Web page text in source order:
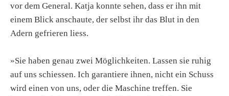
vor dem General. Katja konnte sehen, dass er ihn mit
einem Blick anschaute, der selbst ihr das Blut in den
Adern gefrieren liess.
»Sie haben genau zwei Möglichkeiten. Lassen sie ruhig
auf uns schiessen. Ich garantiere ihnen, nicht ein Schuss
wird einen von uns, oder die Maschine treffen. Sie